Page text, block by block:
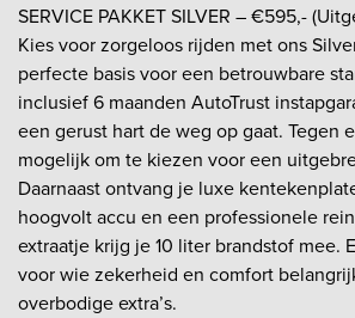
SERVICE PAKKET SILVER – €595,-
Kies voor zorgeloos rijden met ons
perfecte basis voor een betrouwbare
inclusief 6 maanden AutoTrust
een gerust hart de weg op gaat. Tegen
mogelijk om te kiezen voor een
Daarnaast ontvang je luxe
hoogvolt accu en een professionele
extraatje krijg je 10 liter brandstof mee.
voor wie zekerheid en comfort
overbodige extra’s.